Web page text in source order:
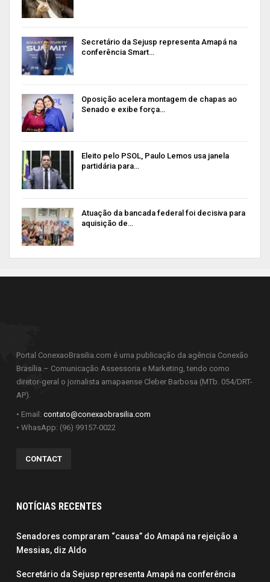
Nacional do Ministério Público (CNMP), também
participou do evento.
A Ordem do Mérito Ministério Público Militar é
concedida nos graus Grã-Cruz, Grande Oficial,
Alta Distinção, Distinção e Bons Serviços,
Lista dos agraciados
https://www.mpm.mp.br/portal/wp-
content/uploads/2021/11/livro-convite-
digital.pdf
Secretário da Sejusp representa Amapá na
conferência Smart…
Oposição acelera montagem de chapas ao
Senado e exibe força…
Eleito pelo PSOL, Paulo Lemos usa janela
partidária para…
Atuação da bancada federal foi decisiva para
aquisição de…
Portal ConexaoBrasilia.com é uma publicação da agência Conexão
Brasília – Comunicação Assessoria e Marketing, tendo como
diretor-geral o jornalista amapaense Cleber Barbosa (MTb. 054/DRT-
AP).
• Email: contato@conexaobrasilia.com
• WhasApp: (96) 99157-0022
CONTACT
NOTÍCIAS RECENTES
Senadores compraram “causa” do Amapá na rejeição a
Messias, diz Aldo
Secretário da Sejusp representa Amapá na conferência